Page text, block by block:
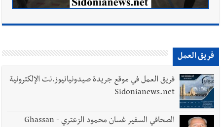
فريق العمل
فريق العمل في موقع جريدة صيدونيانيوز.نت الإلكترونية
Sidonianews.net
الصحافي السفير غسان محمود الزعتري - Ghassan